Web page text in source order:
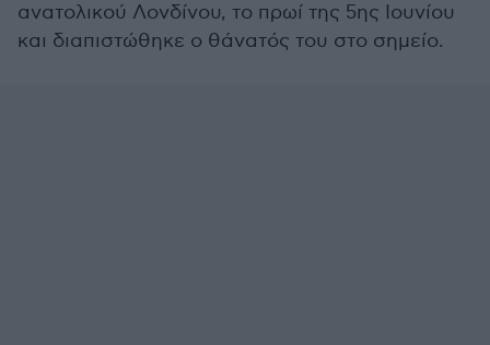
ανατολικού Λονδίνου, το πρωί της 5ης Ιουνίου
και διαπιστώθηκε ο θάνατός του στο σημείο.